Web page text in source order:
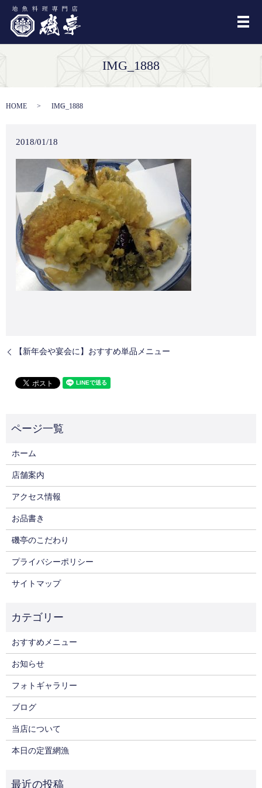
メ
IMG_1888
HOME IMG_1888
2018/01/18
【新年会や宴会に】おすすめ単品メニュー
ホーム
店舗案内
アクセス情報
お品書き
磯亭のこだわり
プライバシーポリシー
サイトマップ
おすすめメニュー
お知らせ
フォトギャラリー
ブログ
当店について
本日の定置網漁